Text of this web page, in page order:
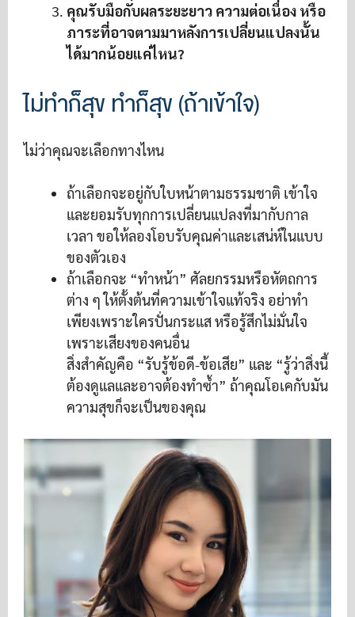
คุณรับมือกับผลระยะยาว ความต่อเนื่อง หรือ
ภาระที่อาจตามมาหลังการเปลี่ยนแปลงนั้น
ได้มากน้อยแค่ไหน?
ไม่ทำก็สุข ทำก็สุข (ถ้าเข้าใจ)
ไม่ว่าคุณจะเลือกทางไหน
ถ้าเลือกจะอยู่กับใบหน้าตามธรรมชาติ เข้าใจ
และยอมรับทุกการเปลี่ยนแปลงที่มากับกาล
เวลา ขอให้ลองโอบรับคุณค่าและเสน่ห์ในแบบ
ของตัวเอง
ถ้าเลือกจะ “ทำหน้า” ศัลยกรรมหรือหัตถการ
ต่าง ๆ ให้ตั้งต้นที่ความเข้าใจแท้จริง อย่าทำ
เพียงเพราะใครปั่นกระแส หรือรู้สึกไม่มั่นใจ
เพราะเสียงของคนอื่น
สิ่งสำคัญคือ “รับรู้ข้อดี-ข้อเสีย” และ “รู้ว่าสิ่งนี้
ต้องดูแลและอาจต้องทำซ้ำ” ถ้าคุณโอเคกับมัน
ความสุขก็จะเป็นของคุณ